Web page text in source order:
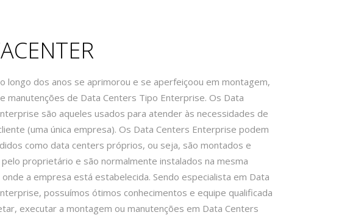
longo dos anos se aprimorou e se aperfeiçoou em montagem,
manutenções de Data Centers Tipo Enterprise. Os Data
são aqueles usados para atender às necessidades de
(uma única empresa). Os Data Centers Enterprise podem
como data centers próprios, ou seja, são montados e
proprietário e são normalmente instalados na mesma
onde a empresa está estabelecida. Sendo especialista em Data
possuímos ótimos conhecimentos e equipe qualificada
executar a montagem ou manutenções em Data Centers